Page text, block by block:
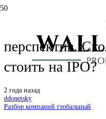
Европлан:
перспектив.
стоить на IPO?
2 года назад
ddonetsky
Разбор компаний глобальный